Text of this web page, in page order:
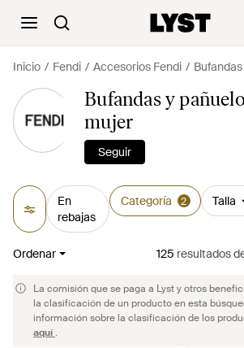
Inicio Fendi Accesorios Fendi
Bufandas y
mujer
Seguir
En
rebajas
Categoría 2 Talla
Ordenar 125 resultados
La comisión que se paga a Lyst y otros
la clasificación de un producto en esta
información sobre la clasificación de los
aquí.